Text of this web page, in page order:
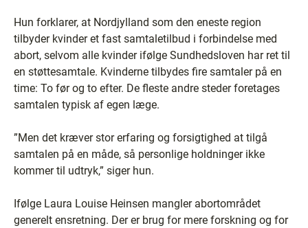
Hun forklarer, at Nordjylland som den eneste region
tilbyder kvinder et fast samtaletilbud i forbindelse med
abort, selvom alle kvinder ifølge Sundhedsloven har ret til
en støttesamtale. Kvinderne tilbydes fire samtaler på en
time: To før og to efter. De fleste andre steder foretages
samtalen typisk af egen læge.
”Men det kræver stor erfaring og forsigtighed at tilgå
samtalen på en måde, så personlige holdninger ikke
kommer til udtryk,” siger hun.
Ifølge Laura Louise Heinsen mangler abortområdet
generelt ensretning. Der er brug for mere forskning og for